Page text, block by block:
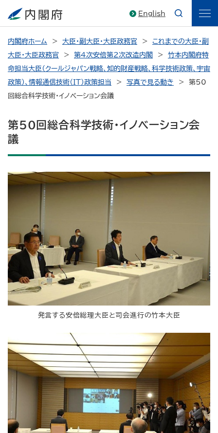
English
内閣府ホーム 大臣・副大臣・大臣政務官
これまでの大臣・副
大臣・大臣政務官
第4次安倍第2次改造内閣
竹本内閣府特
命担当大臣（クールジャパン戦略、知的財産戦略、科学技術政策、宇宙
政策）、情報通信技術（ＩＴ）政策担当
写真で見る動き
第50
回総合科学技術・イノベーション会議
第50回総合科学技術・イノベーション会
議
発言する安倍総理大臣と司会進行の竹本大臣